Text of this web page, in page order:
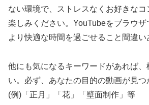
ない環境で、ストレスなくお好きな
楽しみください。YouTubeをブラウザ
より快適な時間を過ごせること間違い
他にも気になるキーワードがあれば、
い。必ず、あなたの目的の動画が
(例)「正月」「花」「壁面制作」等